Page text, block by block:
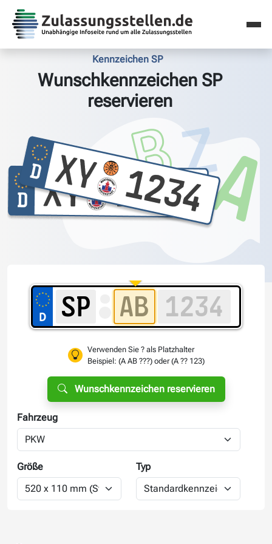
Kennzeichen SP
Wunschkennzeichen SP
reservieren
Verwenden Sie ? als Platzhalter
Beispiel: (A AB ???) oder (A ?? 123)
Wunschkennzeichen reservieren
Fahrzeug
Größe Typ